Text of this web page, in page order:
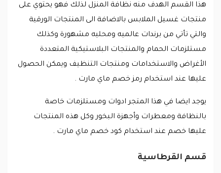
هذا القسم الهدف منه نظافة المنزل لذلك فهو يحتوي على
منتجات غسيل الملابس بالاضافة الى المنتجات الورقية
والتي تأتي من برندات عالميه ومحليه مشهورة وكذلك
مستلزمات الحمام والمنتجات البلاستيكية المتعددة
الأغراض والاستخدامات ومنتجات التنظيف ويمكن الحصول
عليها عند استخدام رمز خصم ماي مارت .
يوجد ايضا في هذا المتجر ادوات ومستلزمات خاصة
بالنظافة ومعطرات وأجهزة البخور وكل هذه المنتجات
عليها خصم عند استخدام كود خصم ماي مارت .
قسم القرطاسية